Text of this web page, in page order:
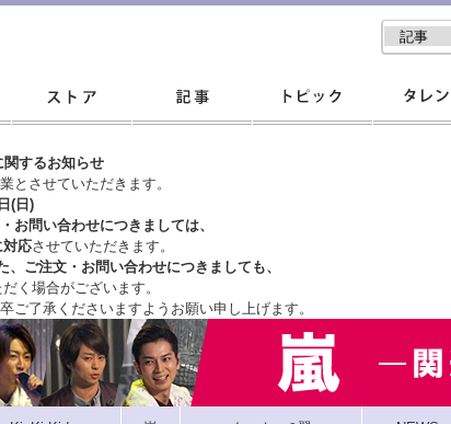
するお知らせ
とさせていただきます。
(日)
お問い合わせにつきましては、
対応させていただきます。
、ご注文・ お問い合わせにつきましても、
く場合がございます。
ご了承くださいますようお願い申し上げます。